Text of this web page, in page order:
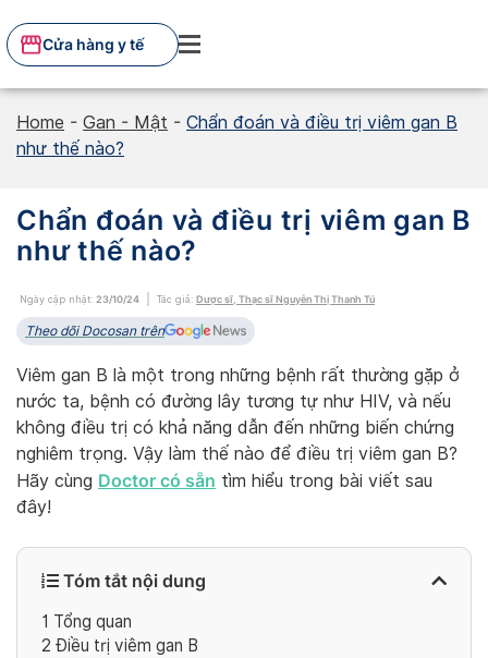
to
content
Cửa hàng y tế
Home - Gan - Mật - Chẩn đoán và điều trị viêm gan B
như thế nào?
Chẩn đoán và điều trị viêm gan B
như thế nào?
Ngày cập nhật: 23/10/24 Tác giả: Dược sĩ, Thạc sĩ Nguyễn Thị Thanh Tú
Theo dõi Docosan trên
Viêm gan B là một trong những bệnh rất thường gặp ở
nước ta, bệnh có đường lây tương tự như HIV, và nếu
không điều trị có khả năng dẫn đến những biến chứng
nghiêm trọng. Vậy làm thế nào để điều trị viêm gan B?
Hãy cùng Doctor có sẵn tìm hiểu trong bài viết sau
đây!
Tóm tắt nội dung
1 Tổng quan
2 Điều trị viêm gan B